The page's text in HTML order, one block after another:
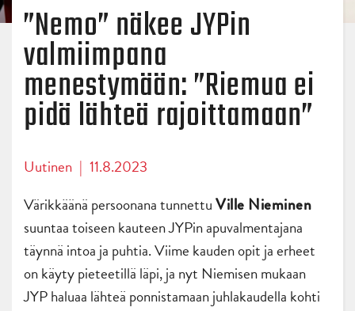
”Nemo” näkee JYPin
valmiimpana
menestymään: ”Riemua ei
pidä lähteä rajoittamaan”
Uutinen | 11.8.2023
Värikkäänä persoonana tunnettuVille Nieminen
suuntaa toiseen kauteen JYPin apuvalmentajana
täynnä intoa ja puhtia. Viime kauden opit ja erheet
on käyty pieteetillä läpi, ja nyt Niemisen mukaan
JYP haluaa lähteä ponnistamaan juhlakaudella kohti